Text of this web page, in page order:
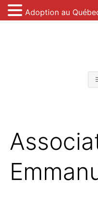
Adoption au